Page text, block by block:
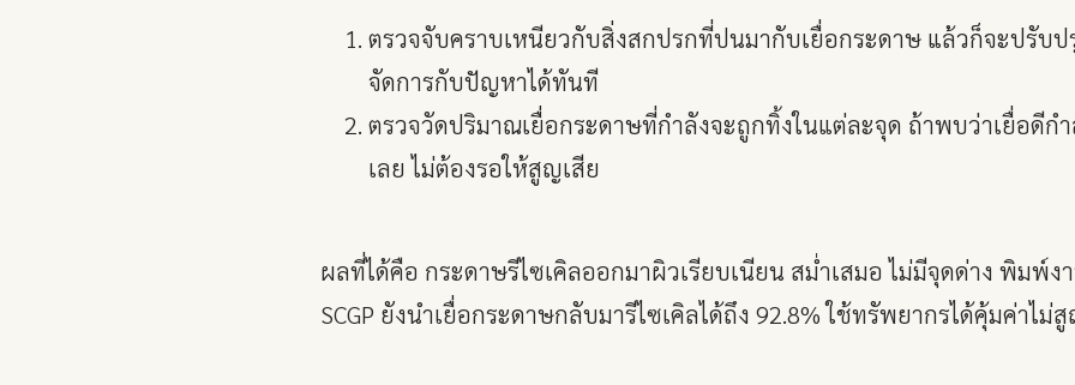
ตรวจจับคราบเหนียวกับสิ่งสกปรกที่ปนมากับเยื่อกระดาษ แล้วก็จะปรับป
จัดการกับปัญหาได้ทันที
ตรวจวัดปริมาณเยื่อกระดาษที่กำลังจะถูกทิ้งในแต่ละจุด ถ้าพบว่าเยื่อดีก
เลย ไม่ต้องรอให้สูญเสีย
ผลที่ได้คือ กระดาษรีไซเคิลออกมาผิวเรียบเนียน สม่ำเสมอ ไม่มีจุดด่าง พิมพ์ง
SCGP ยังนำเยื่อกระดาษกลับมารีไซเคิลได้ถึง 92.8% ใช้ทรัพยากรได้คุ้มค่าไม่